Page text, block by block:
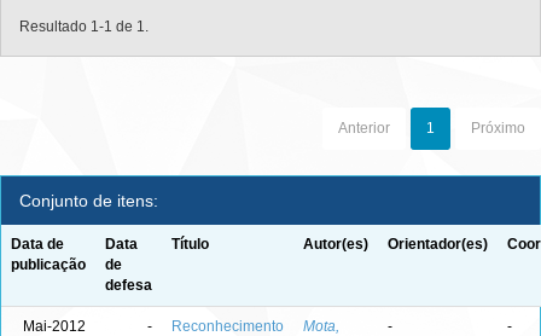
Resultado 1-1 de 1.
Anterior 1 Próximo
Conjunto de itens:
Data de
publicação
Data
de
defesa
Título Autor(es) Orientador(es)
Mai-2012 -
Reconhecimento
Mota,
- -